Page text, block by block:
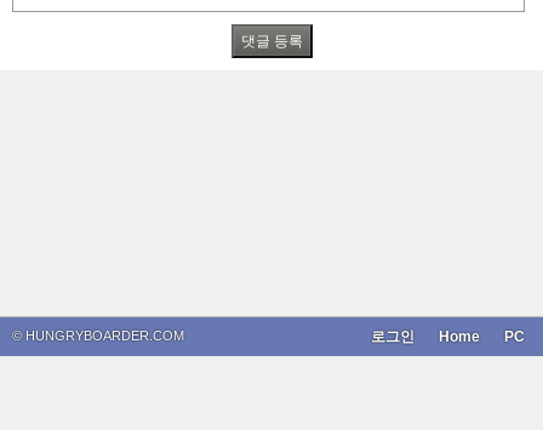
© HUNGRYBOARDER.COM PC
Home
로그인